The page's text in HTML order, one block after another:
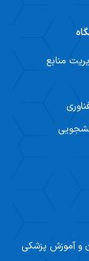
منابع
و آموزش پزشکی